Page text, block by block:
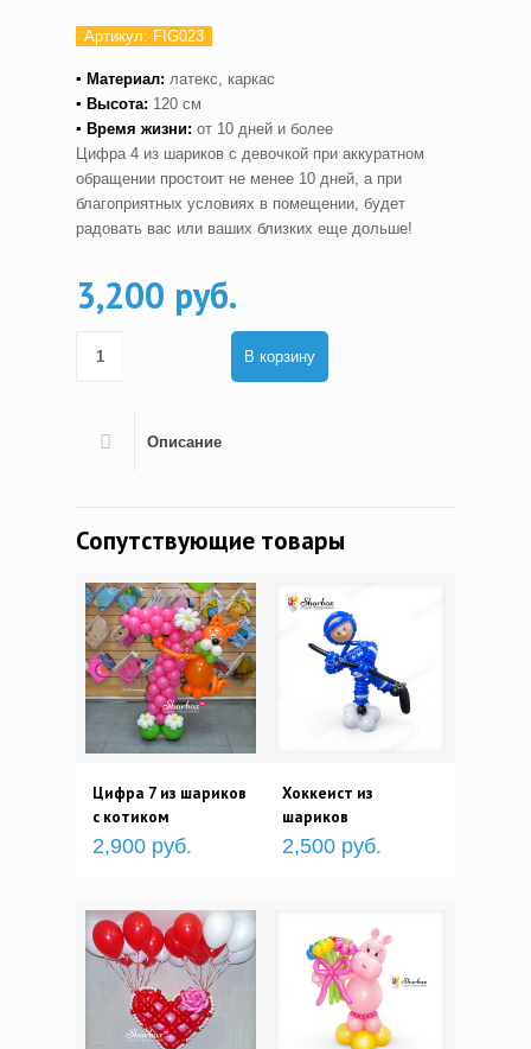
Артикул: FIG023
▪ Материал: латекс, каркас
▪ Высота: 120 см
▪ Время жизни: от 10 дней и более
Цифра 4 из шариков с девочкой при аккуратном
обращении простоит не менее 10 дней, а при
благоприятных условиях в помещении, будет
радовать вас или ваших близких еще дольше!
3,200 руб.
В корзину
Описание
Сопутствующие товары
Цифра 7 из шариков
с котиком
2,900 руб.
Хоккеист из
шариков
2,500 руб.